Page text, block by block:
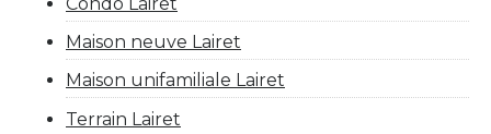
Maison neuve Lairet
Maison unifamiliale Lairet
Terrain Lairet